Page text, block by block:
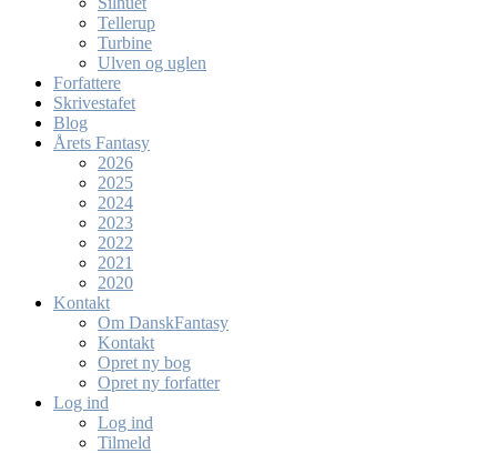
Tellerup
Turbine
Ulven og uglen
Forfattere
Skrivestafet
Blog
Årets Fantasy
2026
2025
2024
2023
2022
2021
2020
Kontakt
Om DanskFantasy
Kontakt
Opret ny bog
Opret ny forfatter
Log ind
Log ind
Tilmeld